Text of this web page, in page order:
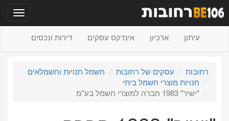
עיתון ארכיון אינדקס עסקים דירות ונכסים
רחובות עסקים של רחובות
חשמל חנויות וחשמלאים
חנויות מוצרי חשמל ביתי
"ישיר" 1983 חברה למוצרי חשמל בע''מ